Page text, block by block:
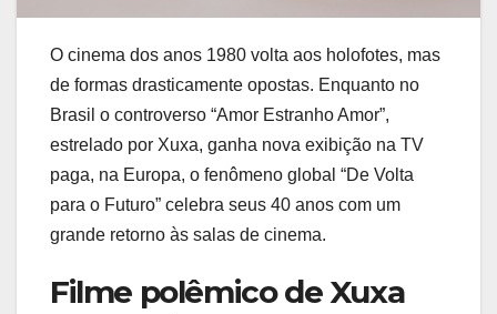
O cinema dos anos 1980 volta aos holofotes, mas
de formas drasticamente opostas. Enquanto no
Brasil o controverso “Amor Estranho Amor”,
estrelado por Xuxa, ganha nova exibição na TV
paga, na Europa, o fenômeno global “De Volta
para o Futuro” celebra seus 40 anos com um
grande retorno às salas de cinema.
Filme polêmico de Xuxa